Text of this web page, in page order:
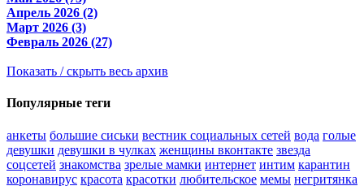
Апрель 2026 (2)
Март 2026 (3)
Февраль 2026 (27)
Показать / скрыть весь архив
Популярные теги
анкеты большие сиськи вестник социальных сетей вода голые
девушки девушки в чулках женщины вконтакте звезда
соцсетей знакомства зрелые мамки интернет интим карантин
коронавирус красота красотки любительское мемы негритянка